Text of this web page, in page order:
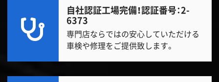
自社認証工場完備！認証番号：2-
6373
専門店ならではの安心していただける
車検や修理をご提供致します。